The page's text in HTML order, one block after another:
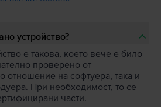
устройство?
е такова, което вече е било
проверено от
отношение на софтуера, така и
При необходимост, то се
части.